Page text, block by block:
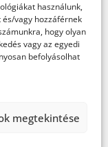
használunk,
vagy hozzáférnek
hogy olyan
vagy az egyedi
befolyásolhat
megtekintése